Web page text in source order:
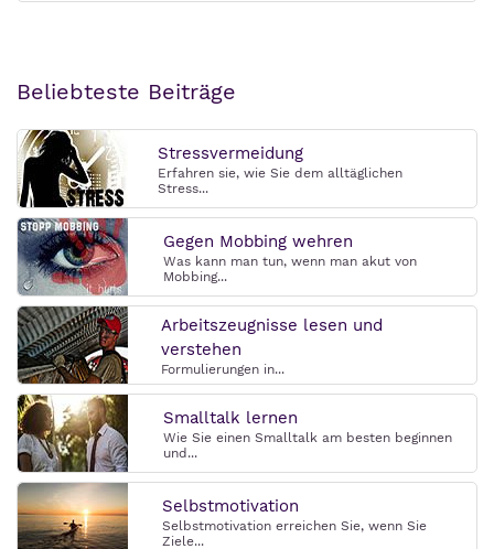
Beliebteste Beiträge
Stressvermeidung
Erfahren sie, wie Sie dem alltäglichen
Stress...
Gegen Mobbing wehren
Was kann man tun, wenn man akut von
Mobbing...
Arbeitszeugnisse lesen und
verstehen
Formulierungen in...
Smalltalk lernen
Wie Sie einen Smalltalk am besten beginnen
und...
Selbstmotivation
Selbstmotivation erreichen Sie, wenn Sie
Ziele...